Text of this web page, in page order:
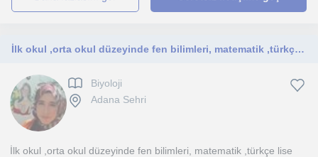
İlk okul ,orta okul düzeyinde fen bilimleri, matematik ,türkçe lise düzeyinde biyoloji be kimya dersi almak isteyenler ulaşabilir
Biyoloji
Adana Sehri
İlk okul ,orta okul düzeyinde fen bilimleri, matematik ,türkçe lise